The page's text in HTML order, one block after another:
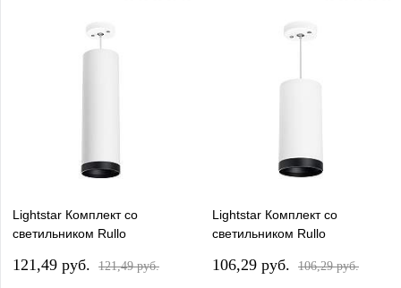
Lightstar Комплект со
светильником Rullo
121,49 pуб. 121,49 pуб.
Lightstar Комплект со
светильником Rullo
106,29 pуб. 106,29 pуб.